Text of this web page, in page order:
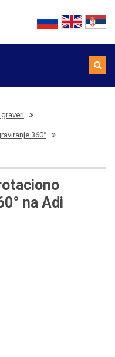
360°
na Adi